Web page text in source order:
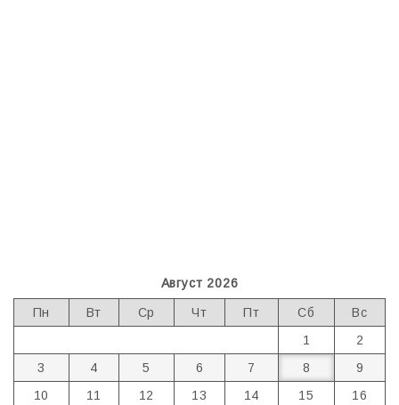
Август 2026
Пн Вт Ср Чт Пт Сб
Вс
1
2
3
4 5 6 7 8
9
10
11 12 13 14 15
16